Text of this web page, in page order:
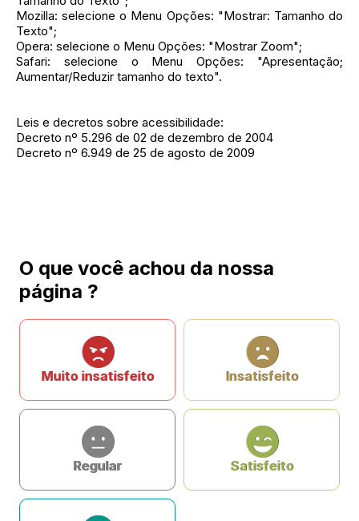
Mozilla: selecione o Menu Opções: "Mostrar: Tamanho do
Texto";
Opera: selecione o Menu Opções: "Mostrar Zoom";
Safari: selecione o Menu Opções: "Apresentação;
Aumentar/Reduzir tamanho do texto".
Leis e decretos sobre acessibilidade:
Decreto nº 5.296 de 02 de dezembro de 2004
Decreto nº 6.949 de 25 de agosto de 2009
O que você achou da nossa
página ?
Muito insatisfeito Insatisfeito
Regular Satisfeito